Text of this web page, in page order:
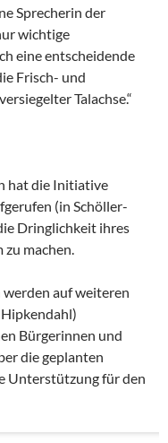
Sprecherin der
wichtige
eine entscheidende
Frisch- und
Talachse.“
hat die Initiative
(in Schöller-
Dringlichkeit ihres
machen.
werden auf weiteren
Bürgerinnen und
die geplanten
Unterstützung für den